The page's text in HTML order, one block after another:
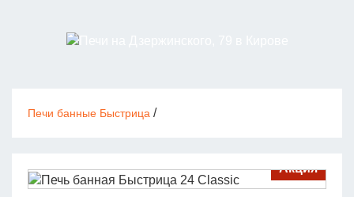
Печи банные Быстрица /
Акция